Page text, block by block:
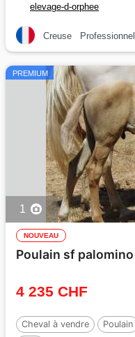
elevage-d-orphee
Creuse Professionnel
PREMIUM
1
NOUVEAU
Poulain sf palomino
4 235 CHF
Cheval à vendre Poulain